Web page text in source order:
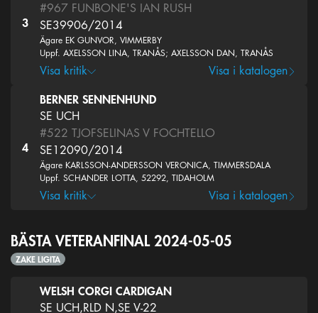
3
#967 FUNBONE'S IAN RUSH
SE39906/2014
Ägare EK GUNVOR, VIMMERBY
Uppf. AXELSSON LINA, TRANÅS; AXELSSON DAN, TRANÅS
Visa kritik Visa i katalogen
4
BERNER SENNENHUND
SE UCH
#522 TJOFSELINAS V FOCHTELLO
SE12090/2014
Ägare KARLSSON-ANDERSSON VERONICA, TIMMERSDALA
Uppf. SCHANDER LOTTA, 52292, TIDAHOLM
Visa kritik Visa i katalogen
BÄSTA VETERANFINAL 2024-05-05
ZAKE LIGITA
WELSH CORGI CARDIGAN
SE UCH,RLD N,SE V-22